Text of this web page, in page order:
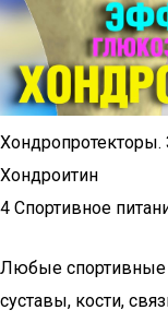
Хондропротекторы.
Хондроитин
4 Спортивное
Любые спортивные
суставы, кости,